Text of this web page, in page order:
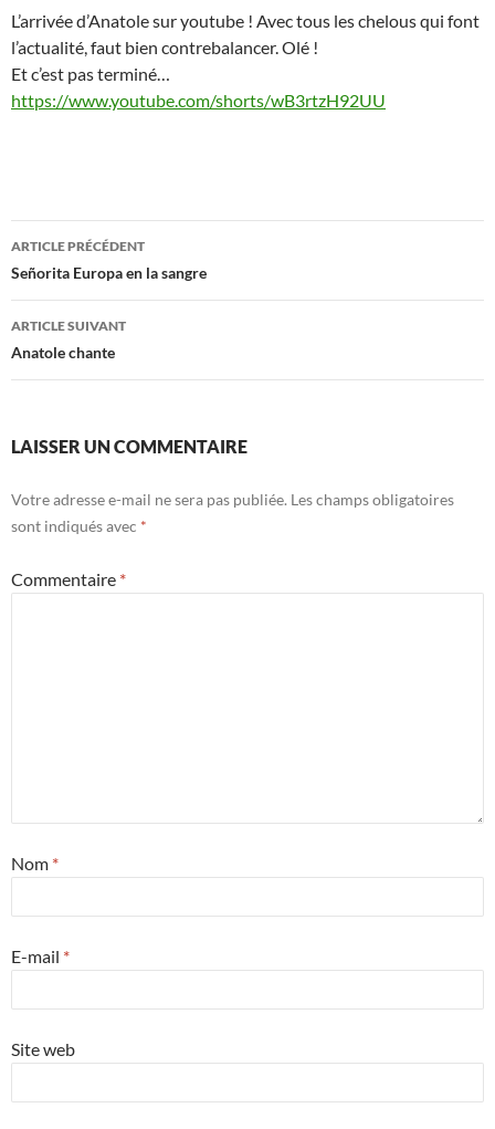
L’arrivée d’Anatole sur youtube ! Avec tous les chelous qui font
l’actualité, faut bien contrebalancer. Olé !
Et c’est pas terminé…
https://www.youtube.com/shorts/wB3rtzH92UU
Navigation
des
articles
ARTICLE PRÉCÉDENT
Señorita Europa en la sangre
ARTICLE SUIVANT
Anatole chante
LAISSER UN COMMENTAIRE
Votre adresse e-mail ne sera pas publiée. Les champs obligatoires
sont indiqués avec *
Commentaire *
Nom *
E-mail *
Site web